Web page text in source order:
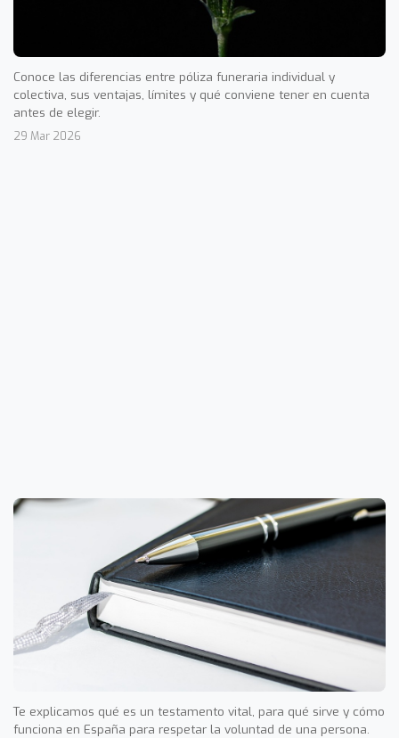
Conoce las diferencias entre póliza funeraria individual y
colectiva, sus ventajas, límites y qué conviene tener en cuenta
antes de elegir.
29 Mar 2026
Te explicamos qué es un testamento vital, para qué sirve y cómo
funciona en España para respetar la voluntad de una persona.